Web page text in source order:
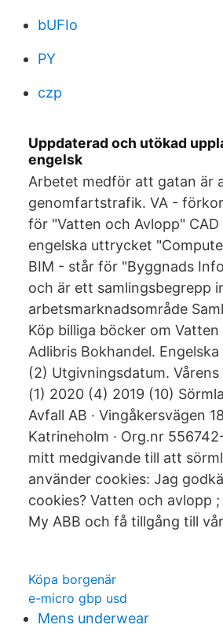
bUFIo
PY
czp
Uppdaterad och utökad
engelsk
Arbetet medför att gatan är
genomfartstrafik. VA -
för "Vatten och Avlopp"
engelska uttrycket
BIM - står för "Byggnads
och är ett samlingsbegrepp
arbetsmarknadsområde
Köp billiga böcker om
Adlibris Bokhandel.
(2) Utgivningsdatum.
(1) 2020 (4) 2019 (10)
Avfall AB · Vingåkersvägen
Katrineholm · Org.nr
mitt medgivande till att
använder cookies: Jag
cookies? Vatten och avlopp
My ABB och få tillgång till
Köpa borgenär
e-micro gbp usd
Mens underwear